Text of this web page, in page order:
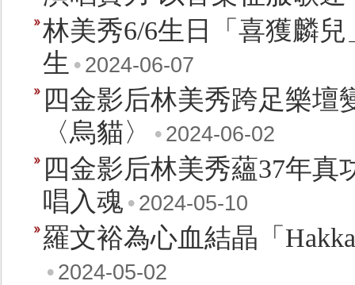
林美秀6/6生日「喜獲麟兒
生 • 2024-06-07
四金影后林美秀跨足樂壇
〈烏貓〉
• 2024-06-02
四金影后林美秀蘊37年
唱入魂 • 2024-05-10
羅文裕為心血結晶「
• 2024-05-02